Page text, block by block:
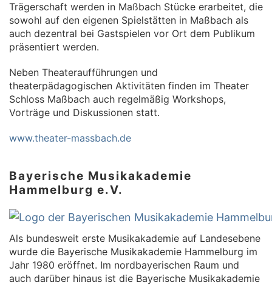
Trägerschaft werden in Maßbach Stücke erarbeitet, die
sowohl auf den eigenen Spielstätten in Maßbach als
auch dezentral bei Gastspielen vor Ort dem Publikum
präsentiert werden.
Neben Theateraufführungen und
theaterpädagogischen Aktivitäten finden im Theater
Schloss Maßbach auch regelmäßig Workshops,
Vorträge und Diskussionen statt.
www.theater-massbach.de
Bayerische Musikakademie
Hammelburg e.V.
Als bundesweit erste Musikakademie auf Landesebene
wurde die Bayerische Musikakademie Hammelburg im
Jahr 1980 eröffnet. Im nordbayerischen Raum und
auch darüber hinaus ist die Bayerische Musikakademie